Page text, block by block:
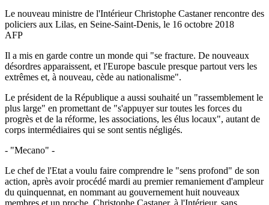
Le nouveau ministre de l'Intérieur Christophe Castaner rencontre des
policiers aux Lilas, en Seine-Saint-Denis, le 16 octobre 2018
AFP
Il a mis en garde contre un monde qui "se fracture. De nouveaux
désordres apparaissent, et l'Europe bascule presque partout vers les
extrêmes et, à nouveau, cède au nationalisme".
Le président de la République a aussi souhaité un "rassemblement le
plus large" en promettant de "s'appuyer sur toutes les forces du
progrès et de la réforme, les associations, les élus locaux", autant de
corps intermédiaires qui se sont sentis négligés.
- "Mecano" -
Le chef de l'Etat a voulu faire comprendre le "sens profond" de son
action, après avoir procédé mardi au premier remaniement d'ampleur
du quinquennat, en nommant au gouvernement huit nouveaux
membres et un proche, Christophe Castaner, à l'Intérieur, sans